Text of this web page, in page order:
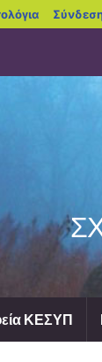
ΚΕΣΥΠ